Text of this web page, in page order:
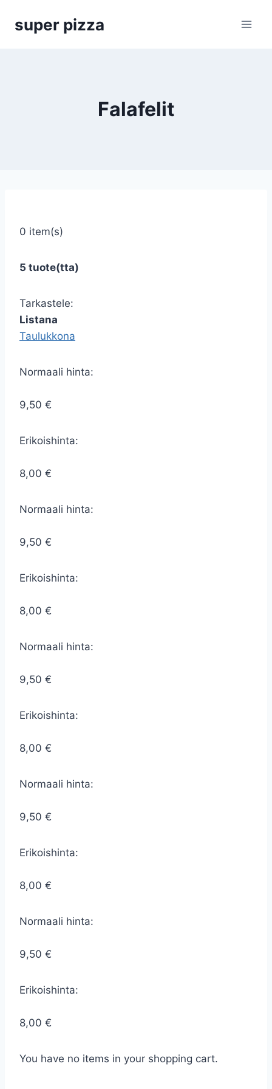
sisältöön
super pizza
Falafelit
0 item(s)
5 tuote(tta)
Tarkastele:
Listana
Taulukkona
Normaali hinta:
9,50 €
Erikoishinta:
8,00 €
Normaali hinta:
9,50 €
Erikoishinta:
8,00 €
Normaali hinta:
9,50 €
Erikoishinta:
8,00 €
Normaali hinta:
9,50 €
Erikoishinta:
8,00 €
Normaali hinta:
9,50 €
Erikoishinta:
8,00 €
You have no items in your shopping cart.